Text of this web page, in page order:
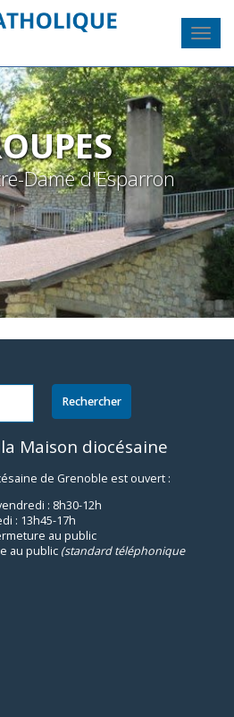
Dame d'Esparron
Maison diocésaine
de Grenoble est ouvert :
: 8h30-12h
: 13h45-17h
au public
au public (standard téléphonique